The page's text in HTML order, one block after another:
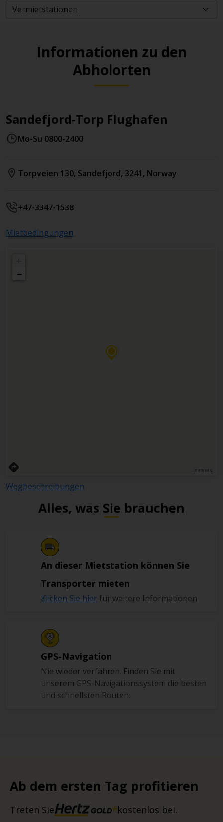
Informationen zu den
Abholorten
Sandefjord-Torp Flughafen
Mo-Su 0800-2400
Torpveien 130, Sandefjord, 3241, Norway
+47-3347-1538
Mietbedingungen
−
Wegbeschreibungen
Alles, was Sie brauchen
An dieser Mietstation können Sie
Transporter mieten
Klicken Sie hier für weitere Informationen
GPS-Navigation
Nie wieder verfahren. Finden Sie mit
unserem GPS-Navigationssystem die besten
und schnellsten Routen.
Ab dem ersten Tag profitieren
Treten Sie kostenlos bei.